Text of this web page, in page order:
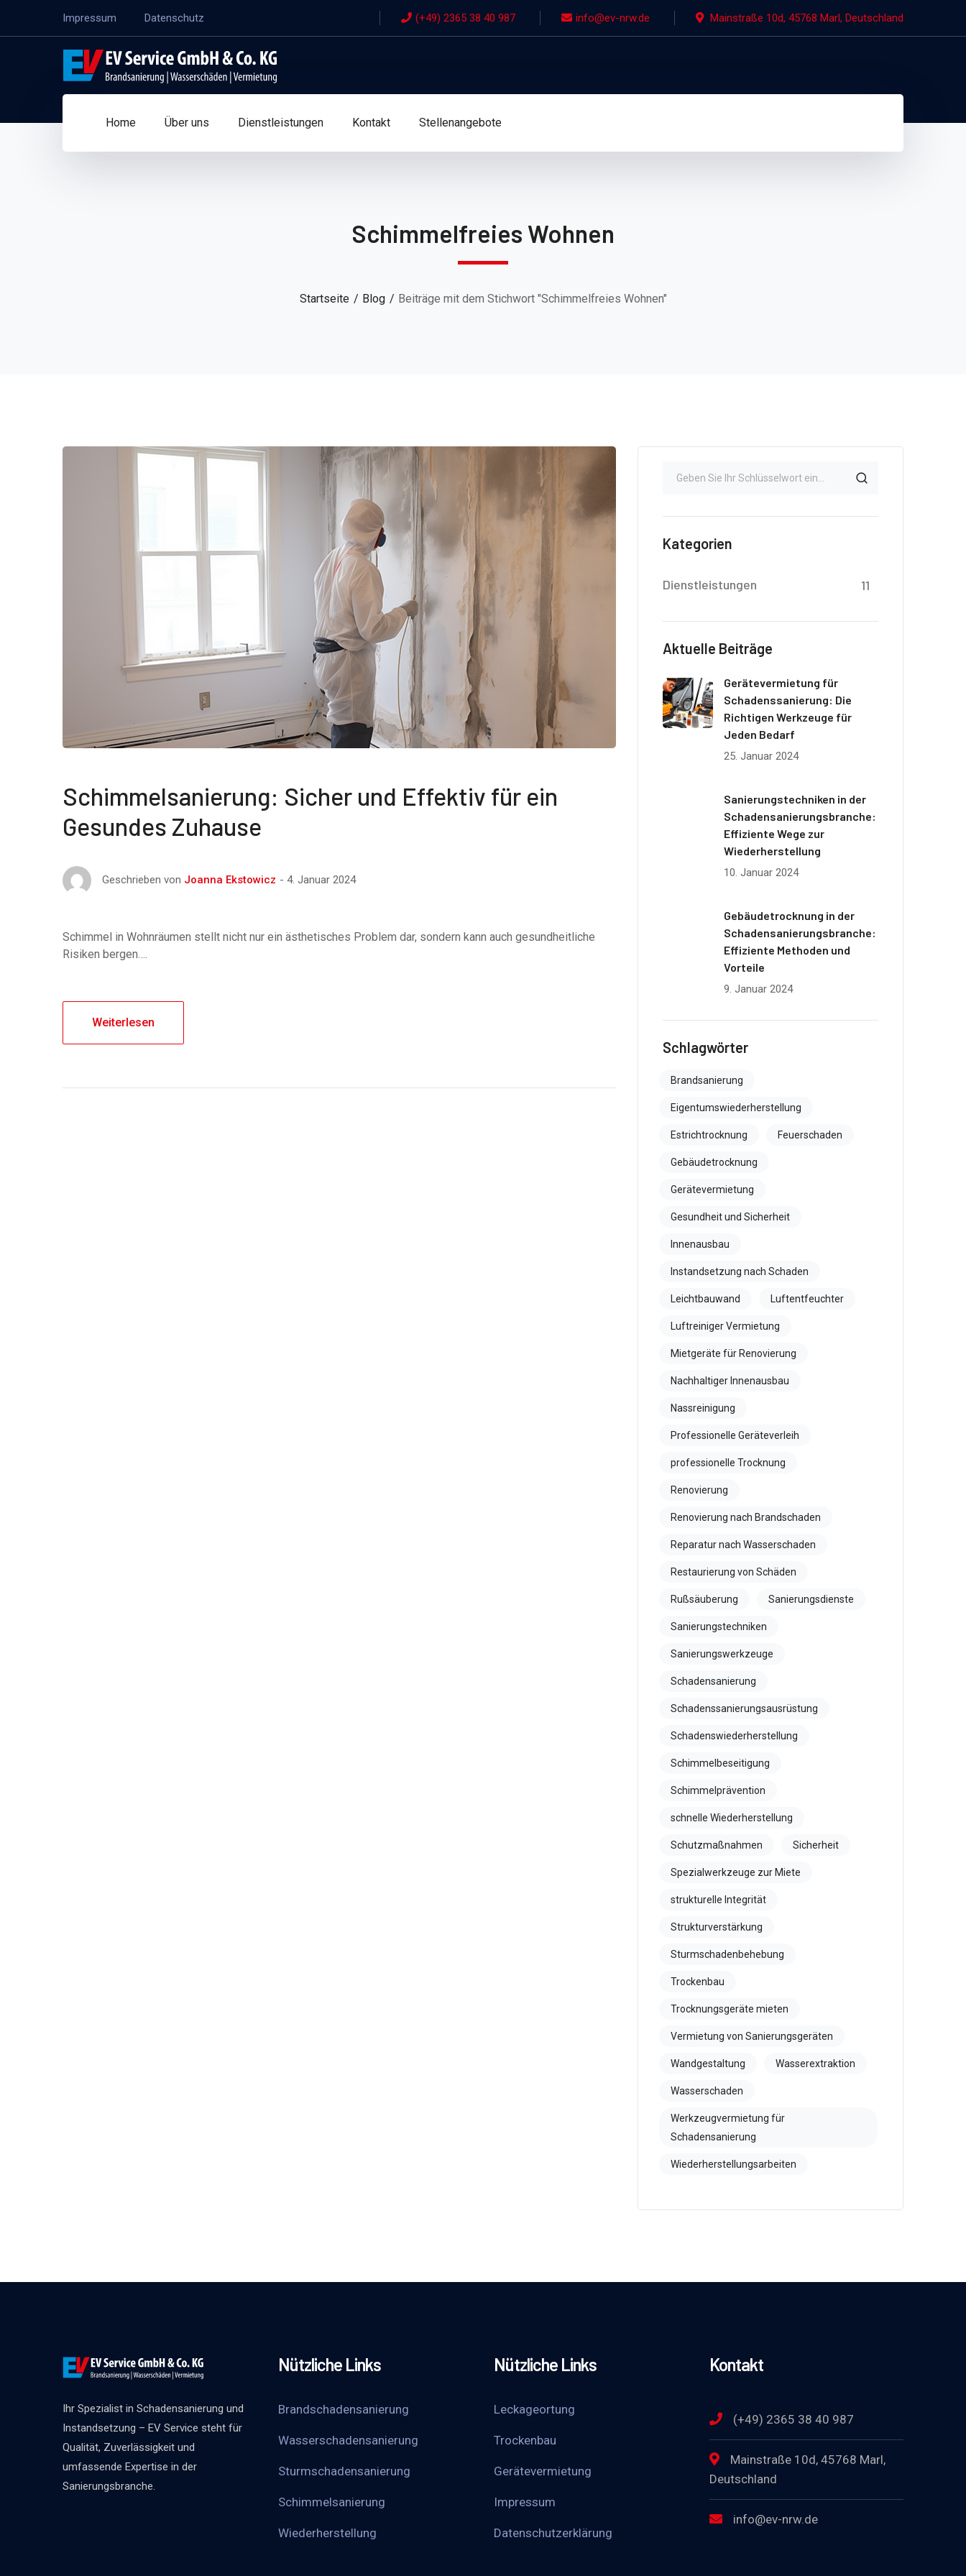
Impressum Datenschutz (+49) 2365 38 40 987 info@ev-nrw.de Mainstraße 10d, 45768 Marl, Deutschland
Home Über uns Dienstleistungen Kontakt Stellenangebote
Schimmelfreies Wohnen
Startseite Blog Beiträge mit dem Stichwort "Schimmelfreies Wohnen"
Schimmelsanierung: Sicher und Effektiv für ein
Gesundes Zuhause
Geschrieben von Joanna Ekstowicz 4. Januar 2024
Schimmel in Wohnräumen stellt nicht nur ein ästhetisches Problem dar, sondern kann auch gesundheitliche
Risiken bergen….
Weiterlesen
Kategorien
Dienstleistungen 11
Aktuelle Beiträge
Gerätevermietung für
Schadenssanierung: Die
Richtigen Werkzeuge für
Jeden Bedarf
25. Januar 2024
Sanierungstechniken in der
Schadensanierungsbranche:
Effiziente Wege zur
Wiederherstellung
10. Januar 2024
Gebäudetrocknung in der
Schadensanierungsbranche:
Effiziente Methoden und
Vorteile
9. Januar 2024
Schlagwörter
Brandsanierung
Eigentumswiederherstellung
Estrichtrocknung Feuerschaden
Gebäudetrocknung
Gerätevermietung
Gesundheit und Sicherheit
Innenausbau
Instandsetzung nach Schaden
Leichtbauwand Luftentfeuchter
Luftreiniger Vermietung
Mietgeräte für Renovierung
Nachhaltiger Innenausbau
Nassreinigung
Professionelle Geräteverleih
professionelle Trocknung
Renovierung
Renovierung nach Brandschaden
Reparatur nach Wasserschaden
Restaurierung von Schäden
Rußsäuberung Sanierungsdienste
Sanierungstechniken
Sanierungswerkzeuge
Schadensanierung
Schadenssanierungsausrüstung
Schadenswiederherstellung
Schimmelbeseitigung
Schimmelprävention
schnelle Wiederherstellung
Schutzmaßnahmen Sicherheit
Spezialwerkzeuge zur Miete
strukturelle Integrität
Strukturverstärkung
Sturmschadenbehebung
Trockenbau
Trocknungsgeräte mieten
Vermietung von Sanierungsgeräten
Wandgestaltung Wasserextraktion
Wasserschaden
Werkzeugvermietung für
Schadensanierung
Wiederherstellungsarbeiten
Ihr Spezialist in Schadensanierung und
Instandsetzung – EV Service steht für
Qualität, Zuverlässigkeit und
umfassende Expertise in der
Sanierungsbranche.
Nützliche Links
Brandschadensanierung
Wasserschadensanierung
Sturmschadensanierung
Schimmelsanierung
Wieder­herstellung
Nützliche Links
Leckageortung
Trockenbau
Gerätevermietung
Impressum
Datenschutzerklärung
Kontakt
(+49) 2365 38 40 987
Mainstraße 10d, 45768 Marl,
Deutschland
info@ev-nrw.de